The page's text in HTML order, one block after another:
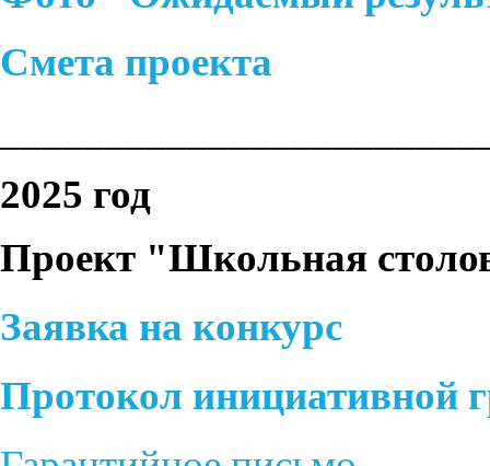
Смета проекта
2025 год
Проект "Школьная
Заявка на конкурс
Протокол инициативной